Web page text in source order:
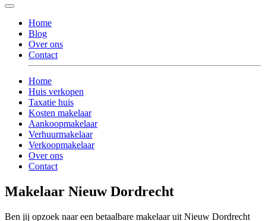
Home
Blog
Over ons
Contact
Home
Huis verkopen
Taxatie huis
Kosten makelaar
Aankoopmakelaar
Verhuurmakelaar
Verkoopmakelaar
Over ons
Contact
Makelaar Nieuw Dordrecht
Ben jij opzoek naar een betaalbare makelaar uit Nieuw Dordrecht